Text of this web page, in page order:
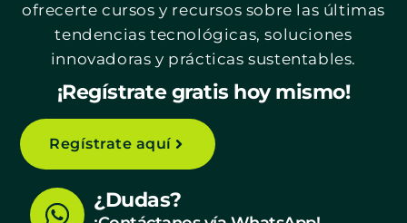
ofrecerte cursos y recursos sobre las últimas
tendencias tecnológicas, soluciones
innovadoras y prácticas sustentables.
¡Regístrate gratis hoy mismo!
Regístrate aquí
W ¿Dudas?